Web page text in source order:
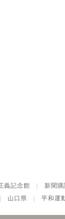
義記念館 新聞
山口県 |平和運